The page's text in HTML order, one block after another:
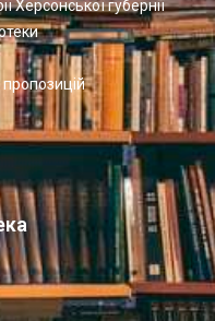
Херсонської губернії